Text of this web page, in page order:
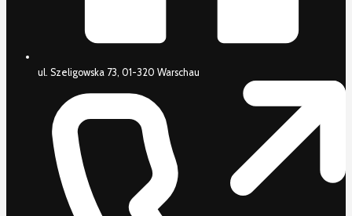
ul. Szeligowska 73, 01-320 Warschau